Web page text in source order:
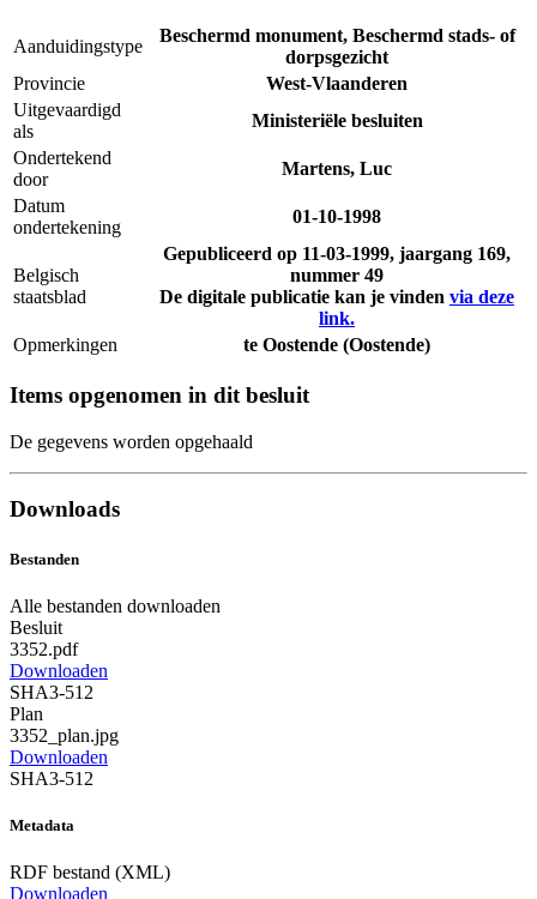
Aanduidingstype
Beschermd monument, Beschermd stads- of
dorpsgezicht
Provincie
West-Vlaanderen
Uitgevaardigd
als
Ministeriële besluiten
Ondertekend
door
Martens, Luc
Datum
ondertekening
01-10-1998
Belgisch
staatsblad
Gepubliceerd op 11-03-1999, jaargang 169,
nummer 49
De digitale publicatie kan je vinden via deze
link.
Opmerkingen
te Oostende (Oostende)
Items opgenomen in dit besluit
De gegevens worden opgehaald
Downloads
Bestanden
Alle bestanden downloaden
Besluit
3352.pdf
Downloaden
SHA3-512
Plan
3352_plan.jpg
Downloaden
SHA3-512
Metadata
RDF bestand (XML)
Downloaden